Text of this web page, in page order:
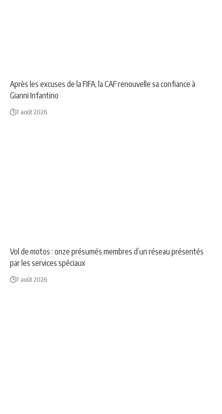
Après les excuses de la FIFA, la CAF renouvelle sa confiance à
Gianni Infantino
7 août 2026
Vol de motos : onze présumés membres d’un réseau présentés
par les services spéciaux
7 août 2026